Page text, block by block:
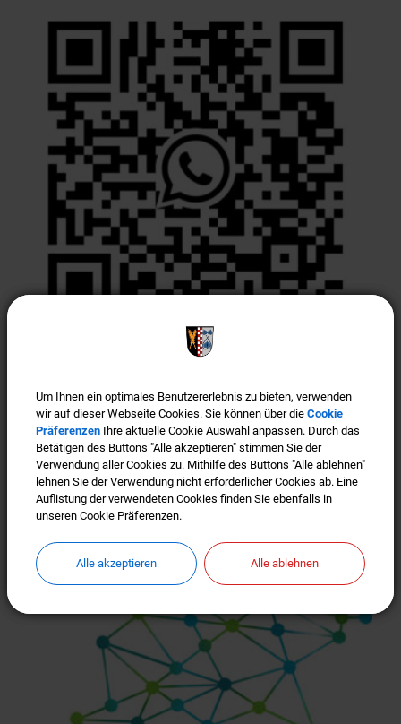
Um Ihnen ein optimales Benutzererlebnis zu bieten, verwenden
wir auf dieser Webseite Cookies. Sie können über die Cookie
Präferenzen Ihre aktuelle Cookie Auswahl anpassen. Durch das
Betätigen des Buttons "Alle akzeptieren" stimmen Sie der
Verwendung aller Cookies zu. Mithilfe des Buttons "Alle ablehnen"
lehnen Sie der Verwendung nicht erforderlicher Cookies ab. Eine
Auflistung der verwendeten Cookies finden Sie ebenfalls in
unseren Cookie Präferenzen.
Alle akzeptieren Alle ablehnen
Um Ihnen ein optimales Benutzererlebnis zu bieten, verwenden
wir auf dieser Webseite Cookies. Sie können über die Cookie
Präferenzen Ihre aktuelle Cookie Auswahl anpassen. Durch das
Betätigen des Buttons "Alle akzeptieren" stimmen Sie der
Verwendung aller Cookies zu. Mithilfe des Buttons "Alle ablehnen"
lehnen Sie der Verwendung nicht erforderlicher Cookies ab. Eine
Auflistung der verwendeten Cookies finden Sie ebenfalls in
unseren Cookie Präferenzen.
Alle akzeptieren Alle ablehnen